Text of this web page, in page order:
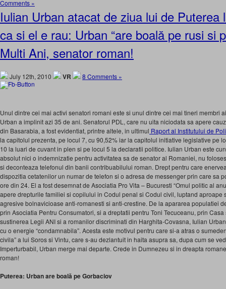
Comments »
Iulian Urban atacat de ziua lui de Puterea
ca si el e rau: Urban “are boală pe rusi si
Multi Ani, senator roman!
July 12th, 2010 VR 8 Comments »
Unul dintre cei mai activi senatori romani este si unul dintre cei mai tineri membri
Urban a implinit azi 35 de ani. Senatorul PDL, care nu uita niciodata sa apere
din Basarabia, a fost evidentiat, printre altele, in ultimul Raport al Institutului de
la capitolul prezenta, pe locul 7, cu 90,52% iar la capitolul initiative legislative pe
10 la luari de cuvant in plen si pe locul 5 la declaratii politice. Iulian Urban este
absolut nici o indemnizatie pentru activitatea sa de senator al Romaniei, nu
si deconteaza telefonul din banii contribuabilului roman. Drept pentru care
dispozitia cetatenilor un numar de telefon si o adresa de messenger prin care sa
ore din 24. El a fost desemnat de Asociatia Pro Vita – Bucuresti “Omul politic al
apere drepturile familiei si copilului in Codul penal si Codul civil, luptand aproape
agresive bolnavicioase anti-romanesti si anti-crestine. De la apararea populatiei
prin Asociatia Pentru Consumatori, si a dreptatii pentru Toni Tecuceanu, prin
sustinerea Legii ANI si a romanilor discriminati din Harghita-Covasna, Iulian
cu o energie “condamnabila”. Acesta este motivul pentru care si-a atras o
civila” a lui Soros si Vintu, care s-au dezlantuit in haita asupra sa, dupa cum se
Imperturbabil, Urban merge mai departe. Crede in Dumnezeu si in dreapta
roman!
Puterea: Urban are boală pe Gorbaciov